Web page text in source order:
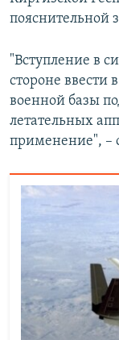
пояснительной
"Вступление в
стороне ввести
военной базы
летательных
применение", –